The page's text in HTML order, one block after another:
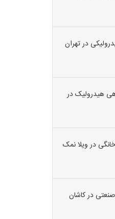
در تهران
هیدرولیک در
در ویلا نمک
در کاشان